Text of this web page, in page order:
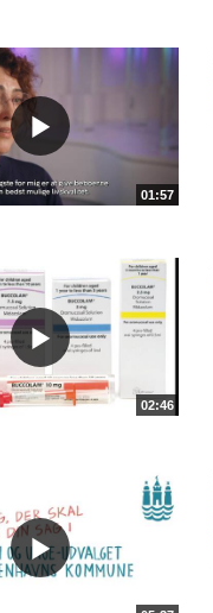
01:57
02:46